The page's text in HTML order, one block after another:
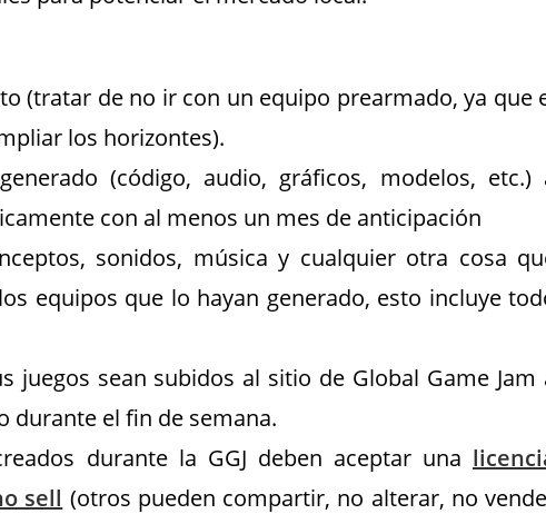
(tratar de no ir con un equipo prearmado, ya que
los horizontes).
(código, audio, gráficos, modelos, etc.)
con al menos un mes de anticipación
sonidos, música y cualquier otra cosa
equipos que lo hayan generado, esto incluye
juegos sean subidos al sitio de Global Game Jam
durante el fin de semana.
durante la GGJ deben aceptar una
sell (otros pueden compartir, no alterar, no